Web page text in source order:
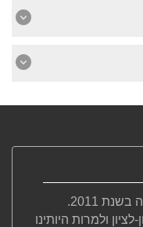
2011.
ולמרות היותינו